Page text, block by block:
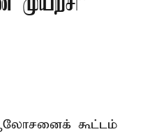
கூட்டம்